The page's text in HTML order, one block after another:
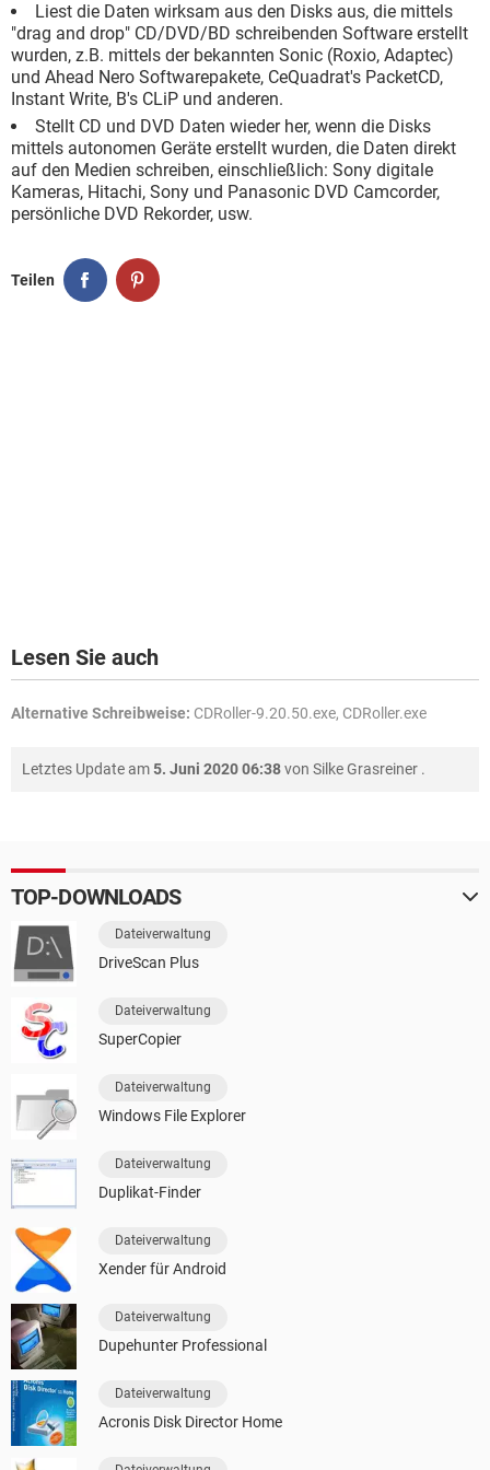
FACEBOOK HARDWARE
Liest die Daten wirksam aus den Disks aus, die mittels
"drag and drop" CD/DVD/BD schreibenden Software erstellt
wurden, z.B. mittels der bekannten Sonic (Roxio, Adaptec)
und Ahead Nero Softwarepakete, CeQuadrat's PacketCD,
Instant Write, B's CLiP und anderen.
Stellt CD und DVD Daten wieder her, wenn die Disks
mittels autonomen Geräte erstellt wurden, die Daten direkt
auf den Medien schreiben, einschließlich: Sony digitale
Kameras, Hitachi, Sony und Panasonic DVD Camcorder,
persönliche DVD Rekorder, usw.
Teilen
Lesen Sie auch
Alternative Schreibweise: CDRoller-9.20.50.exe, CDRoller.exe
Letztes Update am5. Juni 2020 06:38von Silke Grasreiner .
TOP-DOWNLOADS
Dateiverwaltung
DriveScan Plus
Dateiverwaltung
SuperCopier
Dateiverwaltung
Windows File Explorer
Dateiverwaltung
Duplikat-Finder
Dateiverwaltung
Xender für Android
Dateiverwaltung
Dupehunter Professional
Dateiverwaltung
Acronis Disk Director Home